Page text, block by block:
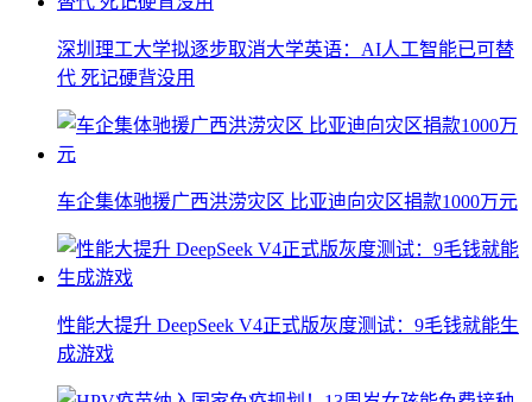
深圳理工大学拟逐步取消大学英语：AI人工智能已可替
代 死记硬背没用
车企集体驰援广西洪涝灾区 比亚迪向灾区捐款1000万元
性能大提升 DeepSeek V4正式版灰度测试：9毛钱就能生
成游戏